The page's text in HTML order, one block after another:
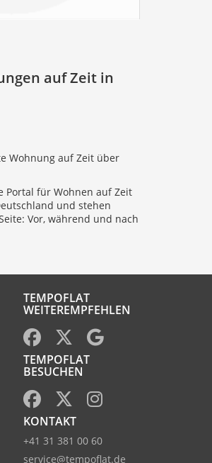
auf Zeit in
Wohnung auf Zeit über
Portal für Wohnen auf Zeit
und stehen
Vor, während und nach
TEMPOFLAT
WEITEREMPFEHLEN
TEMPOFLAT
BESUCHEN
KONTAKT
+41 31 381 00 60
service@tempoflat.de